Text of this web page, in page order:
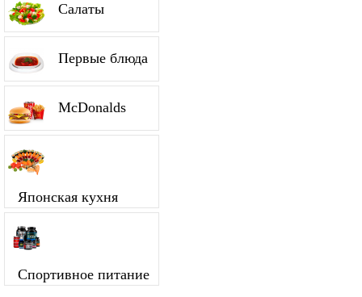
Салаты
Первые блюда
McDonalds
Японская кухня
Спортивное питание